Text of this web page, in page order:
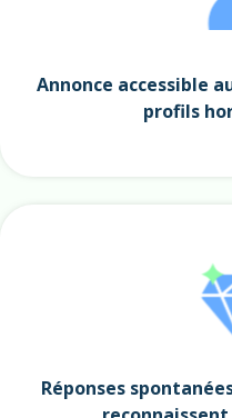
Annonce accessible
profils
Réponses